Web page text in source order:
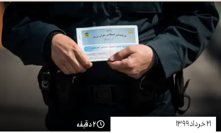
۲۱ خرداد ۱۳۹۹ ۲ دقیقه